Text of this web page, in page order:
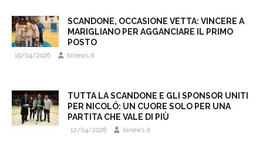
SCANDONE, OCCASIONE VETTA: VINCERE A
MARIGLIANO PER AGGANCIARE IL PRIMO
POSTO
19/04/2026 binews.it
TUTTA LA SCANDONE E GLI SPONSOR UNITI
PER NICOLÓ: UN CUORE SOLO PER UNA
PARTITA CHE VALE DI PIÙ
12/04/2026 binews.it